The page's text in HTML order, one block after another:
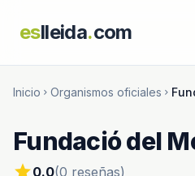
eslleida.com
Inicio chevron_right Organismos oficiales chevron_right
Fundació del
0.0(0 reseñas)